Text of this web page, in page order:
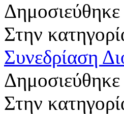
Στην
Συνεδρίαση
Στην